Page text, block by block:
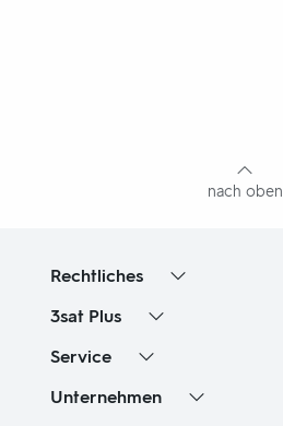
nach oben
Rechtliches
3sat Plus
Service
Unternehmen